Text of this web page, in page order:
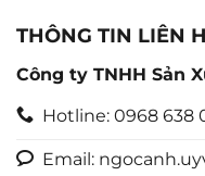
THÔNG TIN LIÊN
Công ty TNHH Sản
Hotline: 0968 638
Email: